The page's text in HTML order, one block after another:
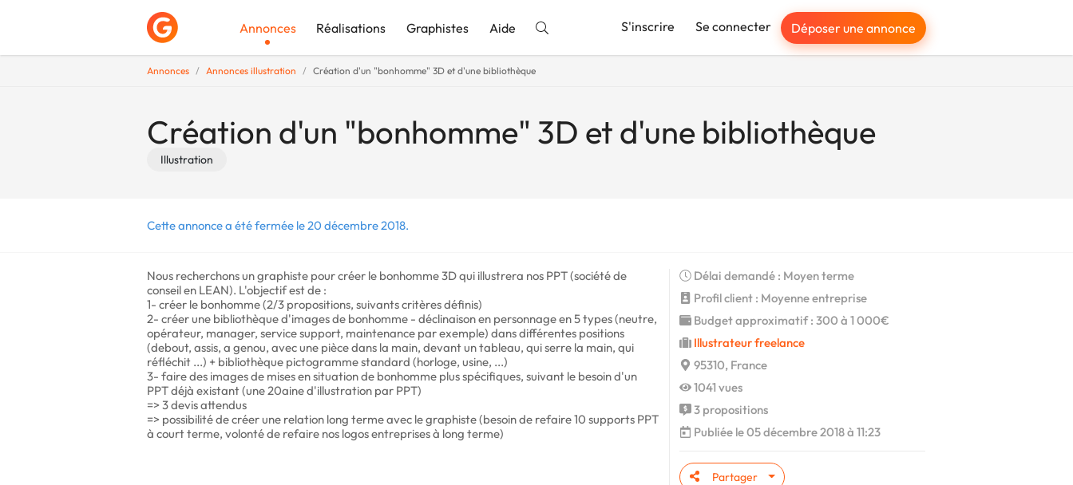
Annonces Réalisations Graphistes Aide S'inscrire Se connecter Déposer une annonce
Annonces Annonces illustration Création d'un "bonhomme" 3D et d'une bibliothèque
Création d'un "bonhomme" 3D et d'une bibliothèque
Illustration
Cette annonce a été fermée le 20 décembre 2018.
Nous recherchons un graphiste pour créer le bonhomme 3D qui illustrera nos PPT (société de
conseil en LEAN). L'objectif est de :
1- créer le bonhomme (2/3 propositions, suivants critères définis)
2- créer une bibliothèque d'images de bonhomme - déclinaison en personnage en 5 types (neutre,
opérateur, manager, service support, maintenance par exemple) dans différentes positions
(debout, assis, a genou, avec une pièce dans la main, devant un tableau, qui serre la main, qui
réfléchit ...) + bibliothèque pictogramme standard (horloge, usine, ...)
3- faire des images de mises en situation de bonhomme plus spécifiques, suivant le besoin d'un
PPT déjà existant (une 20aine d'illustration par PPT)
=> 3 devis attendus
=> possibilité de créer une relation long terme avec le graphiste (besoin de refaire 10 supports PPT
à court terme, volonté de refaire nos logos entreprises à long terme)
Délai demandé : Moyen terme
Profil client : Moyenne entreprise
Budget approximatif : 300 à 1 000€
Illustrateur freelance
95310, France
1041 vues
3 propositions
Publiée le 05 décembre 2018 à 11:23
Partager